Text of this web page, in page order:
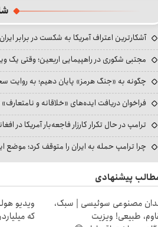
آشکارترین اعتراف آمریکا به شکست در برابر
مجتبی شکوری در راهپیمایی اربعین؛ وقتی یک
چگونه به «جنگ هرمز» پایان دهیم؛ به روایت
فراخوان دریافت ایده‌های «خلاقانه و
ترامپ در حال تکرار کارزار فاجعه‌بار آمریکا در
چرا ترامپ حمله به ایران را متوقف کرد؛ موضع
پیشنهادی
مصنوعی سوئیسی | سبک،
طبیعی! ویزیت
ویدیو
که